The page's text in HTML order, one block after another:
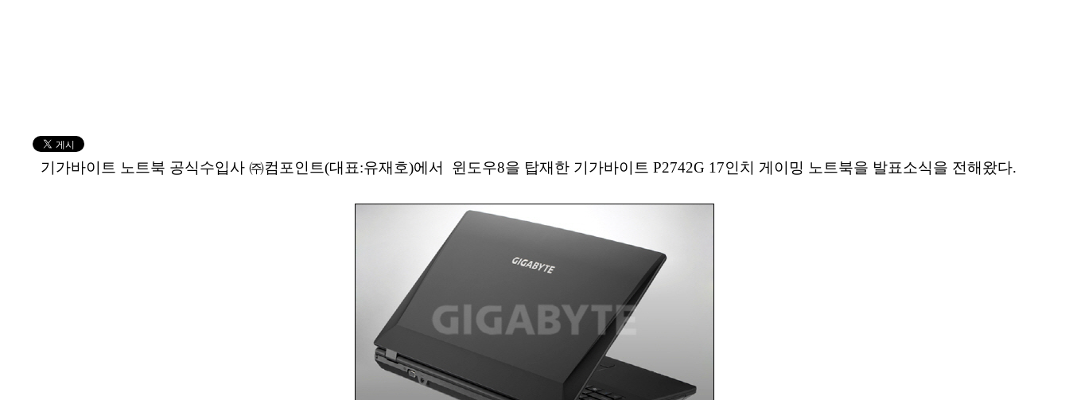
기가바이트 노트북 공식수입사 ㈜컴포인트(대표:유재호)에서 윈도우8을 탑재한 기가바이트 P2742G 17인치 게이밍 노트북을 발표소식을 전해왔다.